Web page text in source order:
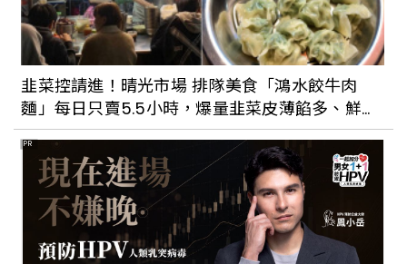
韭菜控請進！晴光市場 排隊美食「鴻水餃牛肉
麵」每日只賣5.5小時，爆量韭菜皮薄餡多、鮮嫩
多汁牛肉湯，保證一試成主顧
PR